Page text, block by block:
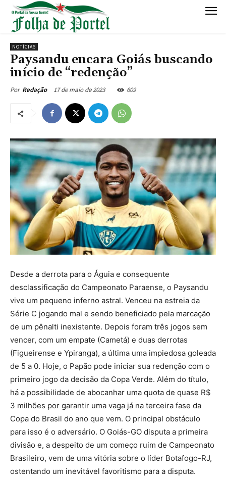
NOTÍCIAS
Paysandu encara Goiás buscando
início de “redenção”
Por Redação 17 de maio de 2023 609
Desde a derrota para o Águia e consequente
desclassificação do Campeonato Paraense, o Paysandu
vive um pequeno inferno astral. Venceu na estreia da
Série C jogando mal e sendo beneficiado pela marcação
de um pênalti inexistente. Depois foram três jogos sem
vencer, com um empate (Cametá) e duas derrotas
(Figueirense e Ypiranga), a última uma impiedosa goleada
de 5 a 0. Hoje, o Papão pode iniciar sua redenção com o
primeiro jogo da decisão da Copa Verde. Além do título,
há a possibilidade de abocanhar uma quota de quase R$
3 milhões por garantir uma vaga já na terceira fase da
Copa do Brasil do ano que vem. O principal obstáculo
para isso é o adversário. O Goiás-GO disputa a primeira
divisão e, a despeito de um começo ruim de Campeonato
Brasileiro, vem de uma vitória sobre o líder Botafogo-RJ,
ostentando um inevitável favoritismo para a disputa.